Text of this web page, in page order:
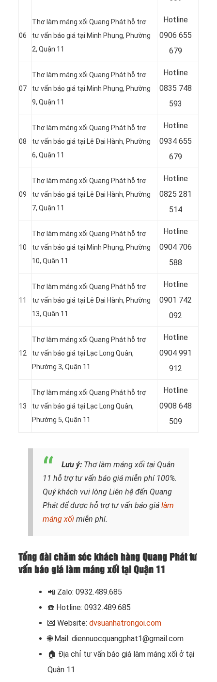
06
Thợ làm máng xối Quang Phát hỗ trợ
tư vấn báo giá tại Minh Phụng, Phường
2, Quận 11
Hotline
0906 655
679
07
Thợ làm máng xối Quang Phát hỗ trợ
tư vấn báo giá tại Minh Phụng, Phường
9, Quận 11
Hotline
0835 748
593
08
Thợ làm máng xối Quang Phát hỗ trợ
tư vấn báo giá tại Lê Đại Hành, Phường
6, Quận 11
Hotline
0934 655
679
09
Thợ làm máng xối Quang Phát hỗ trợ
tư vấn báo giá tại Lê Đại Hành, Phường
7, Quận 11
Hotline
0825 281
514
10
Thợ làm máng xối Quang Phát hỗ trợ
tư vấn báo giá tại Minh Phụng, Phường
10, Quận 11
Hotline
0904 706
588
11
Thợ làm máng xối Quang Phát hỗ trợ
tư vấn báo giá tại Lê Đại Hành, Phường
13, Quận 11
Hotline
0901 742
092
12
Thợ làm máng xối Quang Phát hỗ trợ
tư vấn báo giá tại Lạc Long Quân,
Phường 3, Quận 11
Hotline
0904 991
912
13
Thợ làm máng xối Quang Phát hỗ trợ
tư vấn báo giá tại Lạc Long Quân,
Phường 5, Quận 11
Hotline
0908 648
509
Lưu ý: Thợ làm máng xối tại Quận
11 hỗ trợ tư vấn báo giá miễn phí 100%.
Quý khách vui lòng Liên hệ đến Quang
Phát để được hỗ trợ tư vấn báo giá làm
máng xối miễn phí.
Tổng đài chăm sóc khách hàng Quang Phát tư
vấn báo giá làm máng xối tại Quận 11
📲 Zalo: 0932.489.685
☎️ Hotline: 0932.489.685
💌 Website: dvsuanhatrongoi.com
🌐 Mail: diennuocquangphat1@gmail.com
🏠 Địa chỉ tư vấn báo giá làm máng xối ở tại
Quận 11